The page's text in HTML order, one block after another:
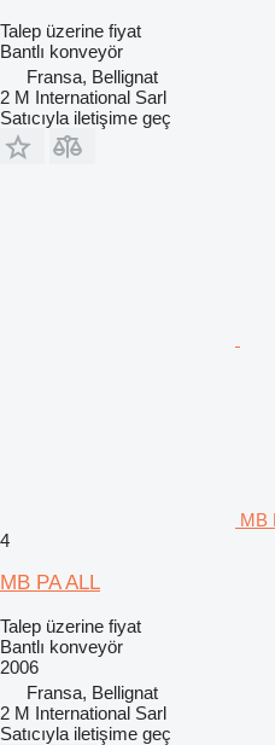
Talep üzerine fiyat
Bantlı konveyör
Fransa, Bellignat
2 M International Sarl
Satıcıyla iletişime geç
MB
4
MB PA ALL
Talep üzerine fiyat
Bantlı konveyör
2006
Fransa, Bellignat
2 M International Sarl
Satıcıyla iletişime geç